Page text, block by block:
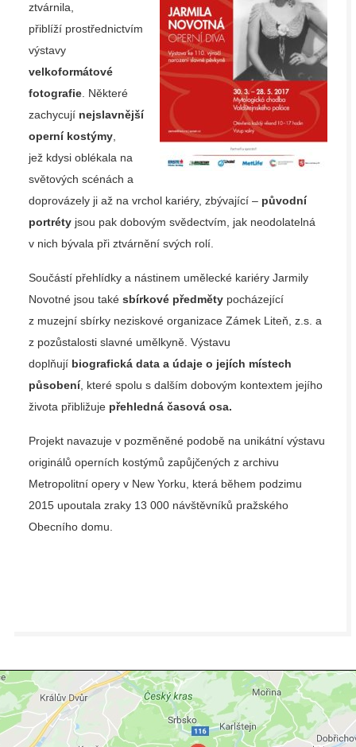
ztvárnila,
přiblíží prostřednictvím
výstavy
velkoformátové
fotografie Některé
zachycují nejslavnější
operní kostýmy
jež kdysi oblékala na
světových scénách a
doprovázely ji až na vrchol kariéry, zbývající – původní
portréty jsou pak dobovým svědectvím, jak neodolatelná
v nich bývala při ztvárnění svých rolí.
Součástí přehlídky a nástinem umělecké kariéry Jarmily
Novotné jsou také sbírkové předměty pocházející
z muzejní sbírky neziskové organizace Zámek Liteň, z.s. a
z pozůstalosti slavné umělkyně. Výstavu
doplňují biografická data a údaje o jejích místech
působení, které spolu s dalším dobovým kontextem jejího
života přibližuje přehledná časová osa.
Projekt navazuje v pozměněné podobě na unikátní výstavu
originálů operních kostýmů zapůjčených z archivu
Metropolitní opery v New Yorku , která během podzimu
2015 upoutala zraky 13 000 návštěvníků pražského
Obecního domu.